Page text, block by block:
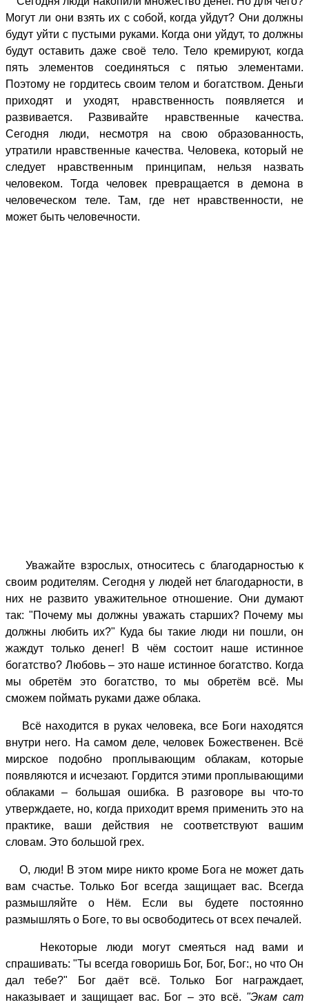
Могут ли они взять их с собой, когда уйдут? Они должны
будут уйти с пустыми руками. Когда они уйдут, то должны
будут оставить даже своё тело. Тело кремируют, когда
пять элементов соединяться с пятью элементами.
Поэтому не гордитесь своим телом и богатством. Деньги
приходят и уходят, нравственность появляется и
развивается. Развивайте нравственные качества.
Сегодня люди, несмотря на свою образованность,
утратили нравственные качества. Человека, который не
следует нравственным принципам, нельзя назвать
человеком. Тогда человек превращается в демона в
человеческом теле. Там, где нет нравственности, не
может быть человечности.
Уважайте взрослых, относитесь с благодарностью к
своим родителям. Сегодня у людей нет благодарности, в
них не развито уважительное отношение. Они думают
так: "Почему мы должны уважать старших? Почему мы
должны любить их?" Куда бы такие люди ни пошли, он
жаждут только денег! В чём состоит наше истинное
богатство? Любовь – это наше истинное богатство. Когда
мы обретём это богатство, то мы обретём всё. Мы
сможем поймать руками даже облака.
Всё находится в руках человека, все Боги находятся
внутри него. На самом деле, человек Божественен. Всё
мирское подобно проплывающим облакам, которые
появляются и исчезают. Гордится этими проплывающими
облаками – большая ошибка. В разговоре вы что-то
утверждаете, но, когда приходит время применить это на
практике, ваши действия не соответствуют вашим
словам. Это большой грех.
О, люди! В этом мире никто кроме Бога не может дать
вам счастье. Только Бог всегда защищает вас. Всегда
размышляйте о Нём. Если вы будете постоянно
размышлять о Боге, то вы освободитесь от всех печалей.
Некоторые люди могут смеяться над вами и
спрашивать: "Ты всегда говоришь Бог, Бог, Бог:, но что Он
дал тебе?" Бог даёт всё. Только Бог награждает,
наказывает и защищает вас. Бог – это всё. "Экам сат